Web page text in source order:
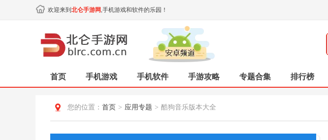
欢迎来到 北仑手游网,手机游戏和软件的乐园！
首页 手机游戏 手机软件 手游攻略 专题合集 排行榜
您的位置： 首页 > 应用专题 > 酷狗音乐版本大全